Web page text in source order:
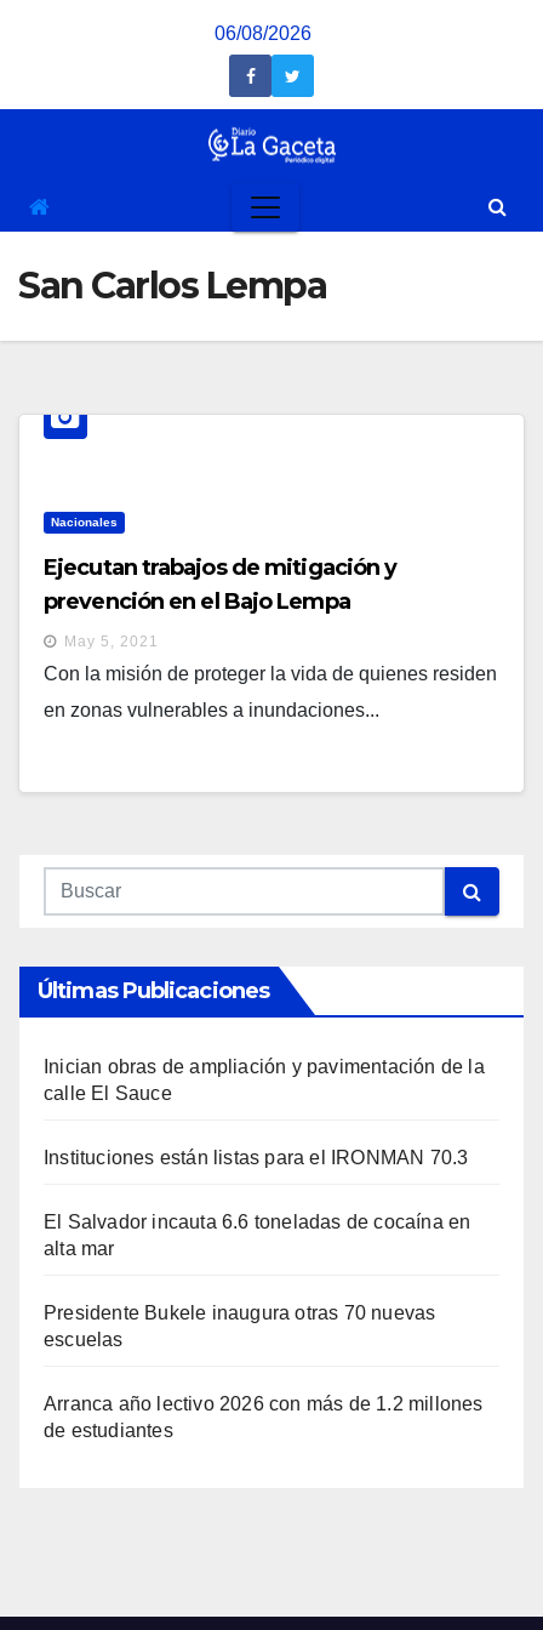
06/08/2026
San Carlos Lempa
Nacionales
Ejecutan trabajos de mitigación y
prevención en el Bajo Lempa
May 5, 2021
Con la misión de proteger la vida de quienes residen
en zonas vulnerables a inundaciones...
Últimas Publicaciones
Inician obras de ampliación y pavimentación de la
calle El Sauce
Instituciones están listas para el IRONMAN 70.3
El Salvador incauta 6.6 toneladas de cocaína en
alta mar
Presidente Bukele inaugura otras 70 nuevas
escuelas
Arranca año lectivo 2026 con más de 1.2 millones
de estudiantes